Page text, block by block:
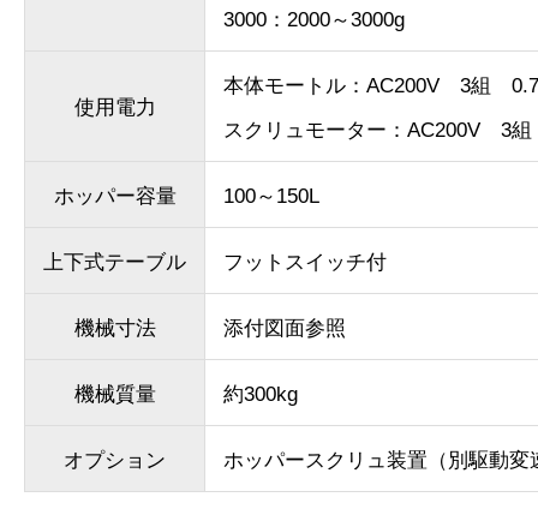
3000：2000～3000g
使用電力
本体モートル：AC200V 3組
スクリュモーター：AC200V 3
ホッパー容量 100～150L
上下式テーブル フットスイッチ付
機械寸法 添付図面参照
機械質量 約300kg
オプション ホッパースクリュ装置（別駆動